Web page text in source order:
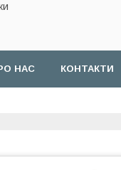
НАС КОНТАКТИ